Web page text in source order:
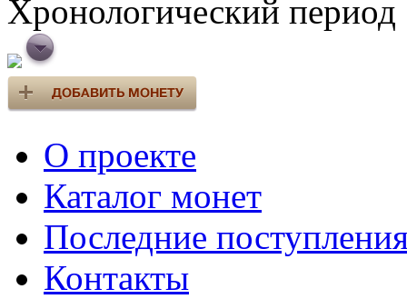
Хронологический период
О проекте
Каталог монет
Последние
Контакты